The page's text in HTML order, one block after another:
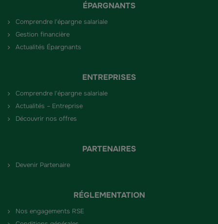
ÉPARGNANTS
Comprendre l'épargne salariale
Gestion financière
Actualités Épargnants
ENTREPRISES
Comprendre l'épargne salariale
Actualités – Entreprise
Découvrir nos offres
PARTENAIRES
Devenir Partenaire
RÉGLEMENTATION
Nos engagements RSE